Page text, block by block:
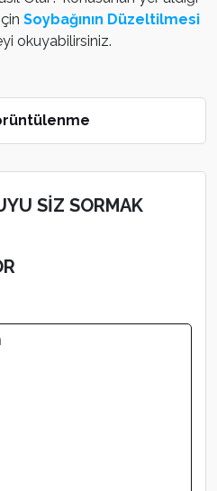
Soybağının Düzeltilmesi
okuyabilirsiniz.
SİZ SORMAK